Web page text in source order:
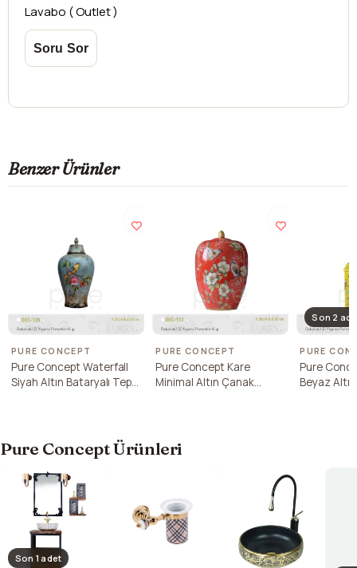
Lavabo ( Outlet )
Benzer Ürünler
PURE CONCEPT
Pure Concept Waterfall
Siyah Altın Bataryalı Tepe
PURE CONCEPT
Pure Concept Kare
Minimal Altın Çanak
Son 2
PURE
Pure
Beyaz
Pure Concept Ürünleri
Son 1 adet